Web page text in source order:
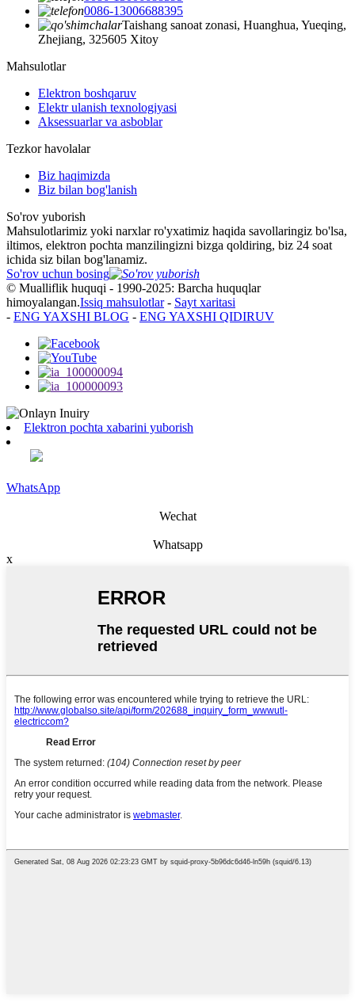
0086-13006688395
Taishang sanoat zonasi, Huanghua, Yueqing,
Zhejiang, 325605 Xitoy
Mahsulotlar
Elektron boshqaruv
Elektr ulanish texnologiyasi
Aksessuarlar va asboblar
Tezkor havolalar
Biz haqimizda
Biz bilan bog'lanish
So'rov yuborish
Mahsulotlarimiz yoki narxlar ro'yxatimiz haqida savollaringiz bo'lsa,
iltimos, elektron pochta manzilingizni bizga qoldiring, biz 24 soat
ichida siz bilan bog'lanamiz.
So'rov uchun bosing
© Mualliflik huquqi - 1990-2025: Barcha huquqlar
himoyalangan.Issiq mahsulotlar- Sayt xaritasi
- ENG YAXSHI BLOG - ENG YAXSHI QIDIRUV
Elektron pochta xabarini yuborish
WhatsApp
Wechat
Whatsapp
x